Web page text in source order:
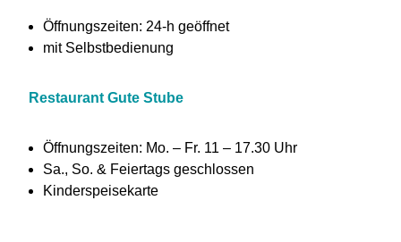
Öffnungszeiten: 24-h geöffnet
mit Selbstbedienung
Restaurant Gute Stube
Öffnungszeiten: Mo. – Fr. 11 – 17.30 Uhr
Sa., So. & Feiertags geschlossen
Kinderspeisekarte